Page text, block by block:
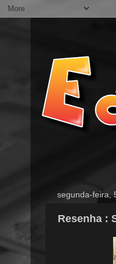
segunda-feira,
Resenha :